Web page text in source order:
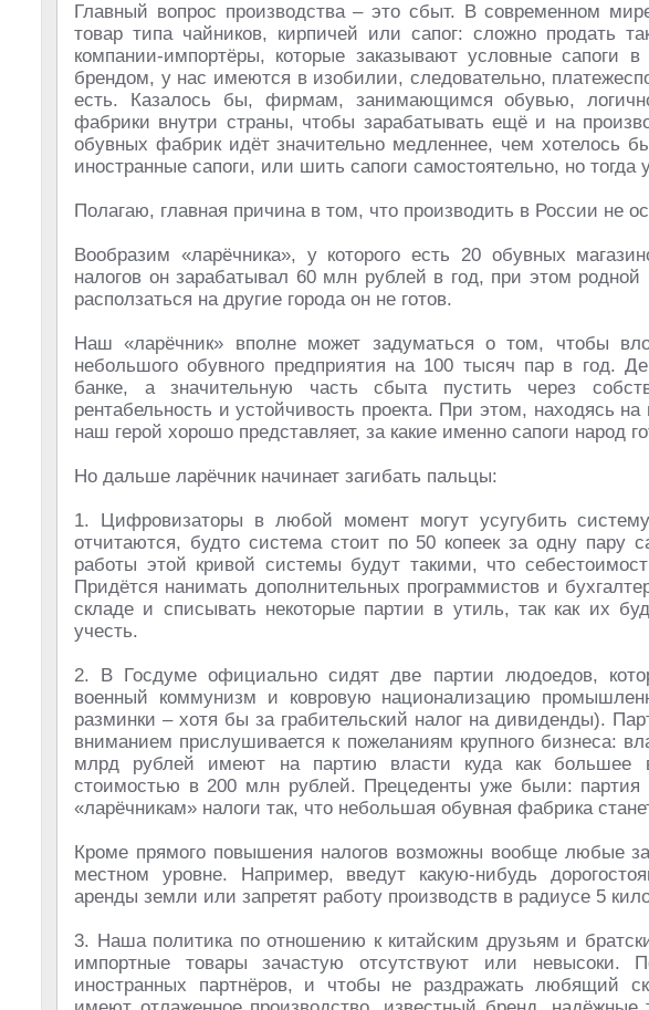
Главный вопрос производства – это сбыт. В современном
товар типа чайников, кирпичей или сапог: сложно продать
компании-импортёры, которые заказывают условные
брендом, у нас имеются в изобилии, следовательно,
есть. Казалось бы, фирмам, занимающимся обувью,
фабрики внутри страны, чтобы зарабатывать ещё и на
обувных фабрик идёт значительно медленнее, чем хотелось
иностранные сапоги, или шить сапоги самостоятельно, но тогда
Полагаю, главная причина в том, что производить в России не
Вообразим «ларёчника», у которого есть 20 обувных
налогов он зарабатывал 60 млн рублей в год, при этом
расползаться на другие города он не готов.
Наш «ларёчник» вполне может задуматься о том, чтобы
небольшого обувного предприятия на 100 тысяч пар в год.
банке, а значительную часть сбыта пустить через
рентабельность и устойчивость проекта. При этом, находясь
наш герой хорошо представляет, за какие именно сапоги народ
Но дальше ларёчник начинает загибать пальцы:
1. Цифровизаторы в любой момент могут усугубить
отчитаются, будто система стоит по 50 копеек за одну пару
работы этой кривой системы будут такими, что
Придётся нанимать дополнительных программистов и
складе и списывать некоторые партии в утиль, так как их
учесть.
2. В Госдуме официально сидят две партии людоедов,
военный коммунизм и ковровую национализацию
разминки – хотя бы за грабительский налог на дивиденды).
вниманием прислушивается к пожеланиям крупного бизнеса:
млрд рублей имеют на партию власти куда как большее
стоимостью в 200 млн рублей. Прецеденты уже были:
«ларёчникам» налоги так, что небольшая обувная фабрика
Кроме прямого повышения налогов возможны вообще любые
местном уровне. Например, введут какую-нибудь
аренды земли или запретят работу производств в радиусе 5
3. Наша политика по отношению к китайским друзьям и
импортные товары зачастую отсутствуют или невысоки.
иностранных партнёров, и чтобы не раздражать любящий